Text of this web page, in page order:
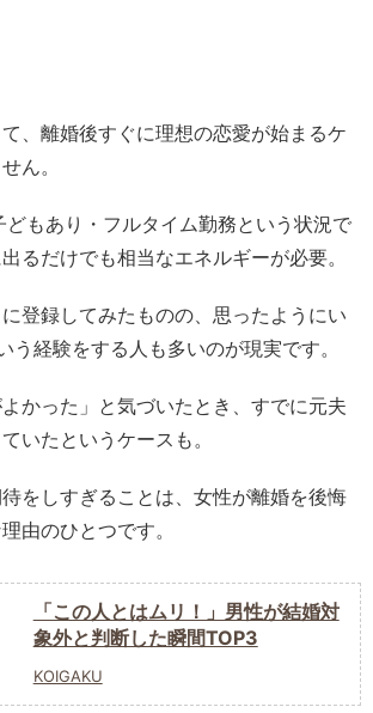
、離婚後すぐに理想の恋愛が始まるケ
ん。
もあり・フルタイム勤務という状況で
るだけでも相当なエネルギーが必要。
登録してみたものの、思ったようにい
経験をする人も多いのが現実です。
よかった」と気づいたとき、すでに元夫
いたというケースも。
をしすぎることは、女性が離婚を後悔
由のひとつです。
「この人とはムリ！」男性が結婚対
象外と判断した瞬間TOP3
KOIGAKU